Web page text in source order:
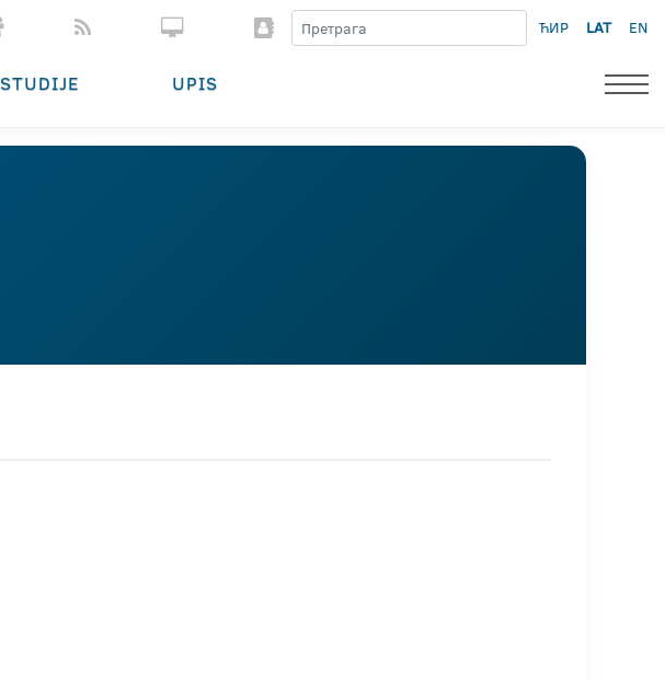
ЋИР LAT EN
STUDIJE UPIS